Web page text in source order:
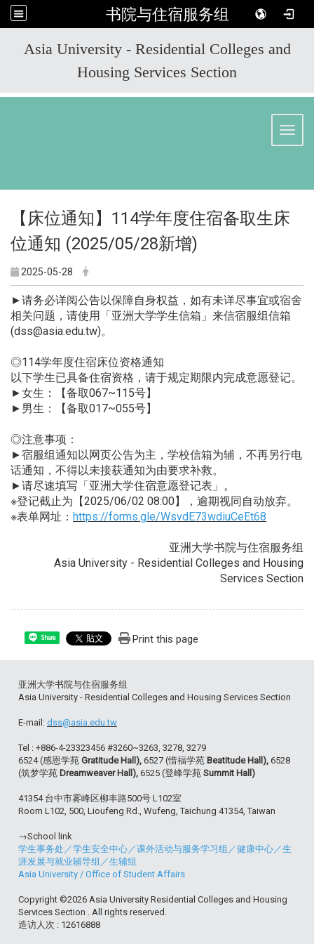
书院与住宿服务组
Asia University - Residential Colleges and
Housing Services Section
【床位通知】114学年度住宿备取生床
位通知 (2025/05/28新增)
2025-05-28
►请务必详阅公告以保障自身权益，如有未详尽事宜或宿舍
相关问题，请使用「亚洲大学学生信箱」来信宿服组信箱
(dss@asia.edu.tw)。
◎114学年度住宿床位资格通知
以下学生已具备住宿资格，请于规定期限内完成意愿登记。
►女生：【备取067~115号】
►男生：【备取017~055号】
◎注意事项：
►宿服组通知以网页公告为主，学校信箱为辅，不再另行电
话通知，不得以未接获通知为由要求补救。
►请尽速填写「亚洲大学住宿意愿登记表」。
※登记截止为【2025/06/02 08:00】，逾期视同自动放弃。
※表单网址： https://forms.gle/WsvdE73wdiuCeEt68
亚洲大学书院与住宿服务组
Asia University - Residential Colleges and Housing
Services Section
Share Print this page
亚洲大学书院与住宿服务组
Asia University - Residential Colleges and Housing Services Section
E-mail: dss@asia.edu.tw
Tel : +886-4-23323456 #3260~3263, 3278, 3279
6524 (感恩学苑 Gratitude Hall), 6527 (惜福学苑 Beatitude Hall), 6528
(筑梦学苑 Dreamweaver Hall), 6525 (登峰学苑 Summit Hall)
41354 台中市雾峰区柳丰路500号 L102室
Room L102, 500, Lioufeng Rd., Wufeng, Taichung 41354, Taiwan
→School link
学生事务处 ／学生安全中心 ／课外活动与服务学习组 ／健康中心 ／生
涯发展与就业辅导组 ／生辅组
Asia University / Office of Student Affairs
Copyright ©2026 Asia University Residential Colleges and Housing
Services Section . All rights reserved.
造访人次 : 12616888